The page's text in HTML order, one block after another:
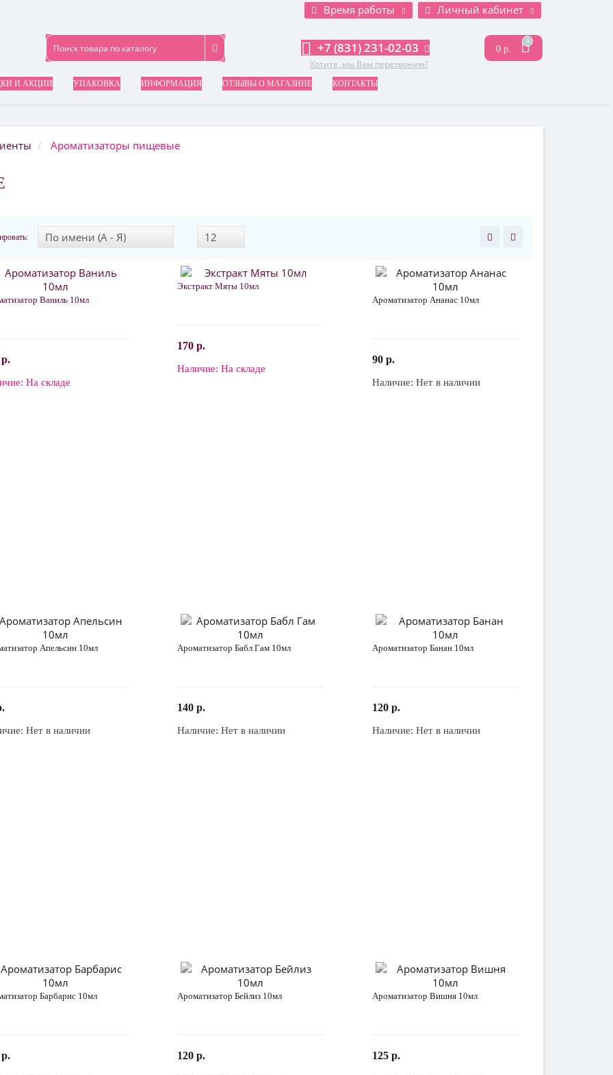
Время работы Личный кабинет
+7 (831) 231-02-03
Хотите, мы Вам перезвоним?
0 р.
0
И АКЦИИ УПАКОВКА ИНФОРМАЦИЯ ОТЗЫВЫ О МАГАЗИНЕ КОНТАКТЫ
Ароматизаторы пищевые
Ваниль 10мл
р.
В корзину
На складе
Экстракт Мяты 10мл
170 р.
В корзину
Наличие: На складе
Ароматизатор Ананас 10мл
90 р.
Закончился
Наличие: Нет в наличии
Апельсин 10мл
Закончился
Нет в наличии
Ароматизатор Бабл Гам 10мл
140 р.
Закончился
Наличие: Нет в наличии
Ароматизатор Банан 10мл
120 р.
Закончился
Наличие: Нет в наличии
Барбарис 10мл
р.
Ароматизатор Бейлиз 10мл
120 р.
Ароматизатор Вишня 10мл
125 р.